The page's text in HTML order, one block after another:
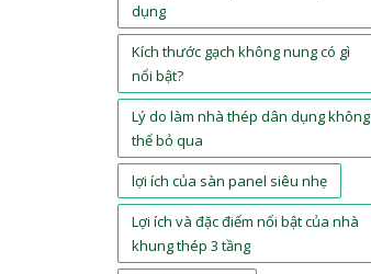
dụng
Kích thước gạch không nung có gì
nổi bật?
Lý do làm nhà thép dân dụng không
thể bỏ qua
lợi ích của sàn panel siêu nhẹ
Lợi ích và đặc điểm nổi bật của nhà
khung thép 3 tầng